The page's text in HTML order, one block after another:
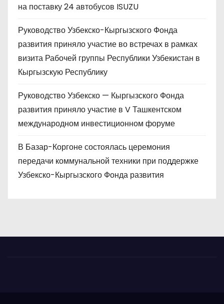
на поставку 24 автобусов ISUZU
Руководство Узбекско-Кыргызского Фонда
развития приняло участие во встречах в рамках
визита Рабочей группы Республики Узбекистан в
Кыргызскую Республику
Руководство Узбекско — Кыргызского Фонда
развития приняло участие в V Ташкентском
международном инвестиционном форуме
В Базар-Коргоне состоялась церемония
передачи коммунальной техники при поддержке
Узбекско-Кыргызского Фонда развития